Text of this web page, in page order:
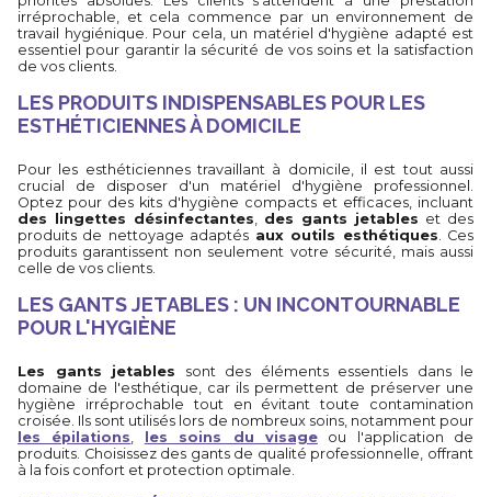
irréprochable, et cela commence par un environnement de
travail hygiénique. Pour cela, un matériel d'hygiène adapté est
essentiel pour garantir la sécurité de vos soins et la satisfaction
de vos clients.
LES PRODUITS INDISPENSABLES POUR LES
ESTHÉTICIENNES À DOMICILE
Pour les esthéticiennes travaillant à domicile, il est tout aussi
crucial de disposer d'un matériel d'hygiène professionnel.
Optez pour des kits d'hygiène compacts et efficaces, incluant
des lingettes désinfectantes, des gants jetables et des
produits de nettoyage adaptés aux outils esthétiques. Ces
produits garantissent non seulement votre sécurité, mais aussi
celle de vos clients.
LES GANTS JETABLES : UN INCONTOURNABLE
POUR L'HYGIÈNE
Les gants jetables sont des éléments essentiels dans le
domaine de l'esthétique, car ils permettent de préserver une
hygiène irréprochable tout en évitant toute contamination
croisée. Ils sont utilisés lors de nombreux soins, notamment pour
les épilations, les soins du visageou l'application de
produits. Choisissez des gants de qualité professionnelle, offrant
à la fois confort et protection optimale.